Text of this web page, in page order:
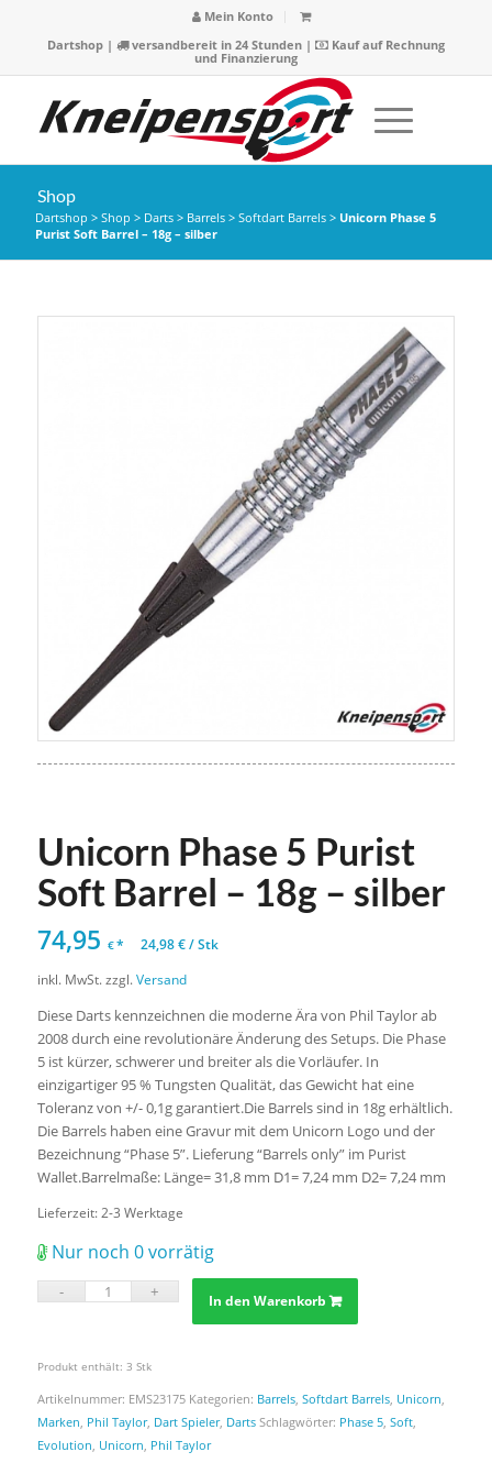
Mein Konto
Dartshop| versandbereit in 24 Stunden |
Kauf auf Rechnung
und Finanzierung
Shop
Dartshop > Shop > Darts> Barrels> Softdart Barrels> Unicorn Phase 5
Purist Soft Barrel – 18g – silber
Unicorn Phase 5 Purist
Soft Barrel – 18g – silber
74,95 €* 24,98€/Stk
inkl. MwSt. zzgl.Versand
Diese Darts kennzeichnen die moderne Ära von Phil Taylor ab
2008 durch eine revolutionäre Änderung des Setups. Die Phase
5 ist kürzer, schwerer und breiter als die Vorläufer. In
einzigartiger 95 % Tungsten Qualität, das Gewicht hat eine
Toleranz von +/- 0,1g garantiert.Die Barrels sind in 18g erhältlich.
Die Barrels haben eine Gravur mit dem Unicorn Logo und der
Bezeichnung “Phase 5”. Lieferung “Barrels only” im Purist
Wallet.Barrelmaße: Länge= 31,8 mm D1= 7,24 mm D2= 7,24 mm
Lieferzeit: 2-3 Werktage
Nur noch 0 vorrätig
In den Warenkorb
Produkt enthält: 3 Stk
Artikelnummer: EMS23175 Kategorien: Barrels, Softdart Barrels, Unicorn,
Marken, Phil Taylor, Dart Spieler, Darts Schlagwörter: Phase 5, Soft,
Evolution, Unicorn, Phil Taylor